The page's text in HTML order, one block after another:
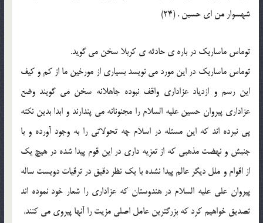
شهسوار من اى حسين . (24)
توماس ماساريك در باره ى حادثه ى كربلا سخن مى گويد.
توماس ماساريك در اين مورد مى نويسد بسيارى از مورخين ما از كم و كيف
اين رسم و ازدياد عزادارى واقف نبوده جاهلانه سخن مى گويند وضع
عزادارى پيروان حسين عليه السلام را مجنونانه مى پندارند و ابدا بدين نكته
پى نبرده اند كه اين مسئله در اسلام چه تحولاتى را به وجود آورده و با
جنبش و نهضت مذهبى كه از تعزيه دارى در اين قوم پيدا شده در هيچ يك
از اقوام و ملل ديگر عالم پيدا نشده با يك نظر دقيق در ترقيات دويست ساله
پيروان على عليه السلام در هندوستان كه عزادارى را شعار خود نموده اند
تصديق خواهيم كرد كه بزرگترين عامل اصلى مزيت را آنها پيروى مى كنند.